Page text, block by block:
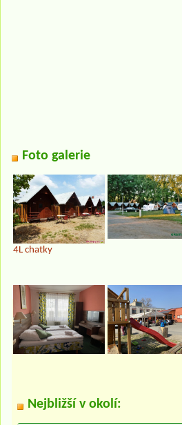
Foto galerie
4L chatky
Nejbližší v okolí: